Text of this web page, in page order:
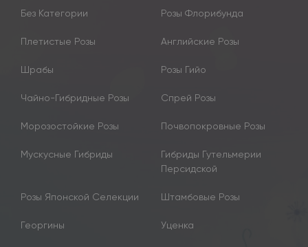
Без Категории Розы Флорибунда
Плетистые Розы Английские Розы
Шрабы Розы Гийо
Чайно-Гибридные Розы Спрей Розы
Морозостойкие Розы Почвопокровные Розы
Мускусные Гибриды
Гибриды Гутельмерии
Персидской
Розы Японской Селекции Штамбовые Розы
Георгины Уценка